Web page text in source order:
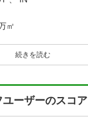
㎡
続きを読む
ユーザーのスコア